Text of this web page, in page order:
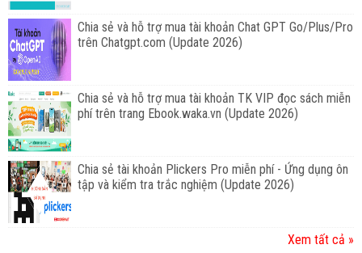
Chia sẻ và hỗ trợ mua tài khoản Chat GPT Go/Plus/Pro
trên Chatgpt.com (Update 2026)
Chia sẻ và hỗ trợ mua tài khoản TK VIP đọc sách miễn
phí trên trang Ebook.waka.vn (Update 2026)
Chia sẻ tài khoản Plickers Pro miễn phí - Ứng dụng ôn
tập và kiểm tra trắc nghiệm (Update 2026)
Xem tất cả »